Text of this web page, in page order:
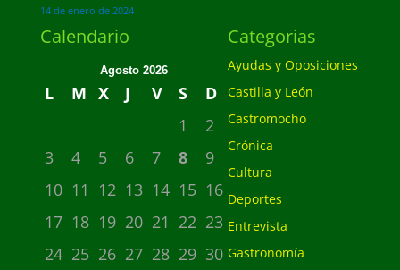
14 de enero de 2024
Calendario
Agosto 2026
L M X J V S
D
1
2
3
4 5 6 7 8
9
10 11 12 13 14 15 16
17 18 19 20 21 22 23
24 25 26 27 28 29 30
Categorias
Ayudas y Oposiciones
Castilla y León
Castromocho
Crónica
Cultura
Deportes
Entrevista
Gastronomía